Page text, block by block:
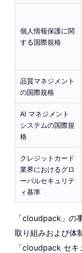
個人情報保護に関
する国際規格
品質マネジメント
の国際規格
AI マネジメント
システムの国際規
格
クレジットカード
業界におけるグロ
ーバルセキュリテ
ィ基準
「cloudpack」の
取り組みおよび体
「cloudpack セ